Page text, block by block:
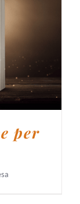
per